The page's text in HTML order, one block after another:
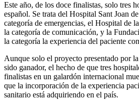
Este año, de los doce finalistas, solo tres
español. Se trata del Hospital Sant Joan
categoría de emergencias, el Hospital de
la categoría de comunicación, y la
la categoría la experiencia del paciente
Aunque solo el proyecto presentado por
sido ganador, el hecho de que tres
finalistas en un galardón internacional
que la incorporación de la experiencia
sanitario está adquiriendo en el país.